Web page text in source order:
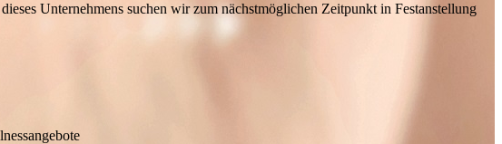
Unternehmens suchen wir zum nächstmöglichen Zeitpunkt in Festanstellung